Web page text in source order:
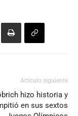
Artículo siguiente
hizo historia y
en sus sextos